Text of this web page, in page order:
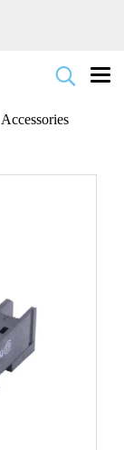
Accessories